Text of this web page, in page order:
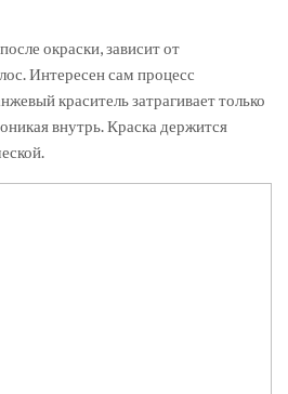
окраски, зависит от
Интересен сам процесс
краситель затрагивает только
внутрь. Краска держится